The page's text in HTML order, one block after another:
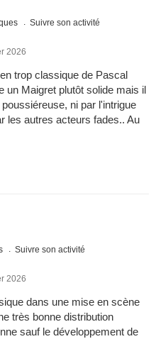
Suivre son activité
2026
trop classique de Pascal
un Maigret plutôt solide mais il
ni par l'intrigue
les autres acteurs fades.. Au
Suivre son activité
2026
dans une mise en scène
très bonne distribution
sauf le développement de